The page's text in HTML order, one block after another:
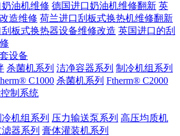
油机维修 德国进口奶油机维修翻新 英
造维修 荷兰进口刮板式换热机维修翻新
板式换热器设备维修改造 英国进口的刮
设备
杀菌机系列 洁净容器系列 制冷机组系列
C1000 杀菌机系列 Ftherm® C2000
控制系统
机组系列 压力输送泵系列 高压均质机
器系列 膏体灌装机系列